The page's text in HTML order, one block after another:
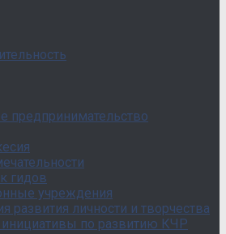
предпринимательство
гидов
учреждения
развития личности и творчества
по развитию КЧР